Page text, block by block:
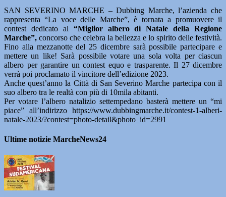
SAN SEVERINO MARCHE – Dubbing Marche, l’azienda che
rappresenta “La voce delle Marche”, è tornata a promuovere il
contest dedicato al “Miglior albero di Natale della Regione
Marche”, concorso che celebra la bellezza e lo spirito delle festività.
Fino alla mezzanotte del 25 dicembre sarà possibile partecipare e
mettere un like! Sarà possibile votare una sola volta per ciascun
albero per garantire un contest equo e trasparente. Il 27 dicembre
verrà poi proclamato il vincitore dell’edizione 2023.
Anche quest’anno la Città di San Severino Marche partecipa con il
suo albero tra le realtà con più di 10mila abitanti.
Per votare l’albero natalizio settempedano basterà mettere un “mi
piace” all’indirizzo https://www.dubbingmarche.it/contest-1-alberi-
natale-2023/?contest=photo-detail&photo_id=2991
Ultime notizie MarcheNews24